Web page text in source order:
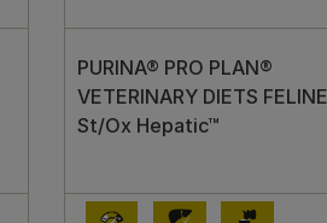
PURINA® PRO PLAN®
VETERINARY DIETS
St/Ox Hepatic™